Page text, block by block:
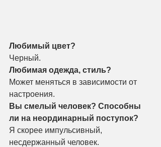
Любимый цвет?
Черный.
Любимая одежда, стиль?
Может меняться в зависимости от
настроения.
Вы смелый человек? Способны
ли на неординарный поступок?
Я скорее импульсивный,
несдержанный человек.